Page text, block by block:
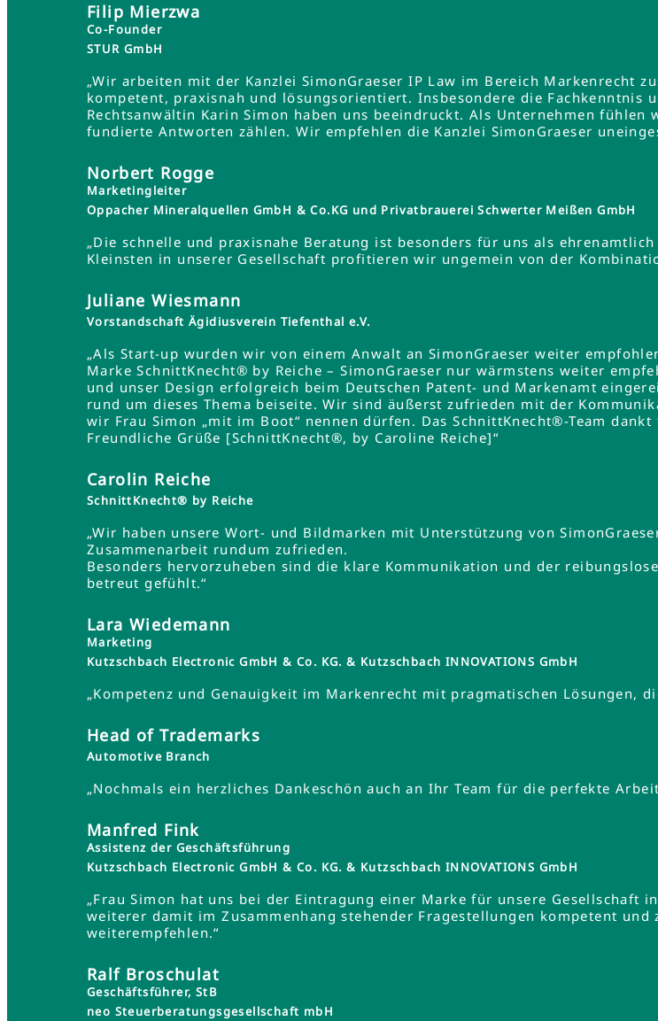
Filip Mierzwa
Co-Founder
STUR GmbH
„Wir arbeiten mit der Kanzlei SimonGraeser IP Law im Bereich Markenrecht
kompetent, praxisnah und lösungsorientiert. Insbesondere die Fachkenntnis
Rechtsanwältin Karin Simon haben uns beeindruckt. Als Unternehmen
fundierte Antworten zählen. Wir empfehlen die Kanzlei SimonGraeser
Norbert Rogge
Marketingleiter
Oppacher Mineralquellen GmbH & Co.KG und Privatbrauerei Schwerter Meißen GmbH
„Die schnelle und praxisnahe Beratung ist besonders für uns als
Kleinsten in unserer Gesellschaft profitieren wir ungemein von der
Juliane Wiesmann
Vorstandschaft Ägidiusverein Tiefenthal e.V.
„Als Start-up wurden wir von einem Anwalt an SimonGraeser weiter
Marke SchnittKnecht® by Reiche – SimonGraeser nur wärmstens weiter
und unser Design erfolgreich beim Deutschen Patent- und Markenamt
rund um dieses Thema beiseite. Wir sind äußerst zufrieden mit der
wir Frau Simon „mit im Boot“ nennen dürfen. Das SchnittKnecht®-Team
Freundliche Grüße [SchnittKnecht®, by Caroline Reiche]“
Carolin Reiche
SchnittKnecht® by Reiche
„Wir haben unsere Wort- und Bildmarken mit Unterstützung von
Zusammenarbeit rundum zufrieden.
Besonders hervorzuheben sind die klare Kommunikation und der
betreut gefühlt.“
Lara Wiedemann
Marketing
Kutzschbach Electronic GmbH & Co. KG. & Kutzschbach INNOVATIONS GmbH
„Kompetenz und Genauigkeit im Markenrecht mit pragmatischen Lösungen,
Head of Trademarks
Automotive Branch
„Nochmals ein herzliches Dankeschön auch an Ihr Team für die perfekte
Manfred Fink
Assistenz der Geschäftsführung
Kutzschbach Electronic GmbH & Co. KG. & Kutzschbach INNOVATIONS GmbH
„Frau Simon hat uns bei der Eintragung einer Marke für unsere Gesellschaft
weiterer damit im Zusammenhang stehender Fragestellungen kompetent
weiterempfehlen.“
Ralf Broschulat
Geschäftsführer, StB
neo Steuerberatungsgesellschaft mbH